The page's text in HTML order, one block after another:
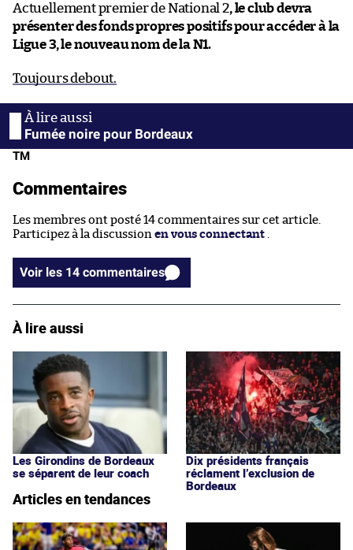
Actuellement premier de National 2, le club devra
présenter des fonds propres positifs pour accéder à la
Ligue 3, le nouveau nom de la N1.
Toujours debout.
Fumée noire pour Bordeaux
TM
Commentaires
Les membres ont posté 14 commentaires sur cet article.
Participez à la discussion en vous connectant
Voir les 14 commentaires
À lire aussi
Les Girondins de Bordeaux
se séparent de leur coach
Dix présidents français
réclament l’exclusion de
Bordeaux
Articles en tendances